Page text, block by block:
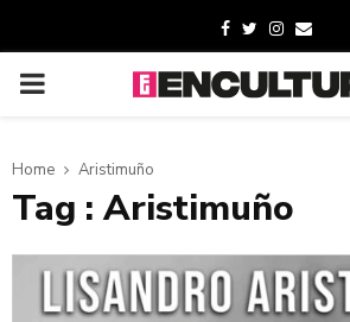
Home Aristimuño
Tag : Aristimuño